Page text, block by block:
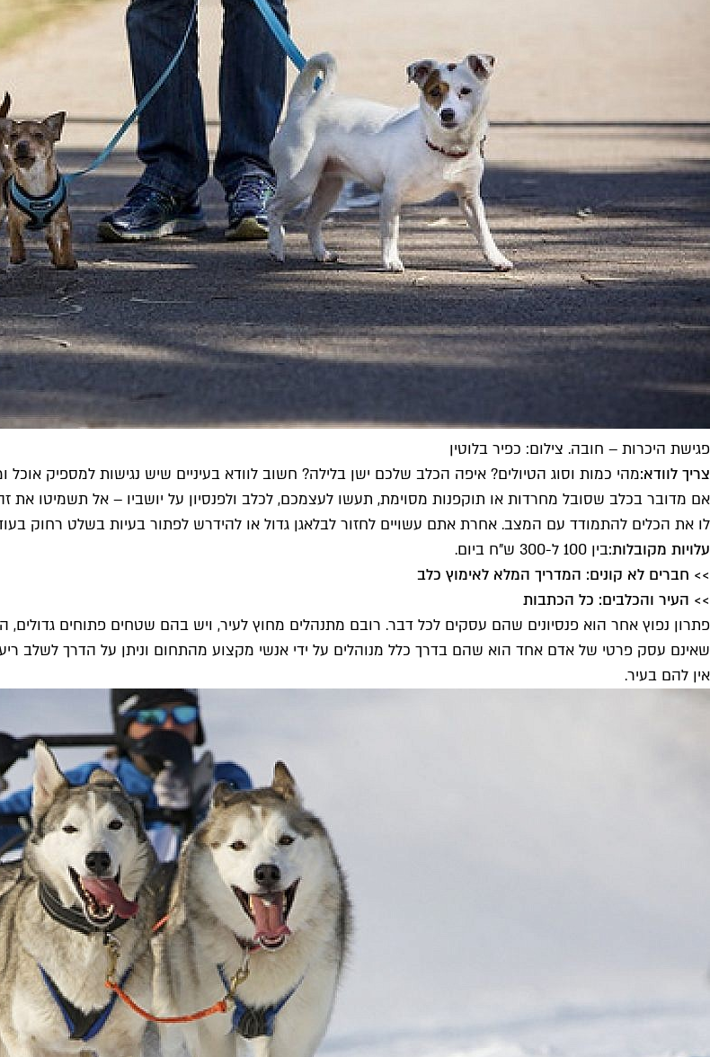
פגישת היכרות – חובה. צילום: כפיר בלוטין
צריך לוודא:מהי כמות וסוג הטיולים? איפה הכלב שלכם ישן בלילה? חשוב לוודא בעיניים שיש נגישות למספיק
אם מדובר בכלב שסובל מחרדות או תוקפנות מסוימת, תעשו לעצמכם, לכלב ולפנסיון על יושביו – אל תשמיטו את
לו את הכלים להתמודד עם המצב. אחרת אתם עשויים לחזור לבלאגן גדול או להידרש לפתור בעיות בשלט רחוק
עלויות מקובלות:בין 100 ל-300 ש"ח ביום.
>> חברים לא קונים: המדריך המלא לאימוץ כלב
>> העיר והכלבים: כל הכתבות
פתרון נפוץ אחר הוא פנסיונים שהם עסקים לכל דבר. רובם מתנהלים מחוץ לעיר, ויש בהם שטחים פתוחים גדולים,
שאינם עסק פרטי של אדם אחד הוא שהם בדרך כלל מנוהלים על ידי אנשי מקצוע מהתחום וניתן על הדרך לשלב
אין להם בעיר.